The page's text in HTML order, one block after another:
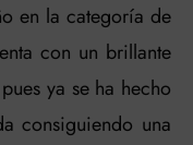
en la categoría de
con un brillante
ya se ha hecho
consiguiendo una